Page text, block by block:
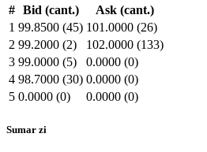
# Bid (cant.)
Ask (cant.)
1 99.8500 (45) 101.0000 (26)
2 99.2000 (2)
102.0000 (133)
3 99.0000 (5)
0.0000 (0)
4 98.7000 (30) 0.0000 (0)
5 0.0000 (0) 0.0000 (0)
Sumar zi